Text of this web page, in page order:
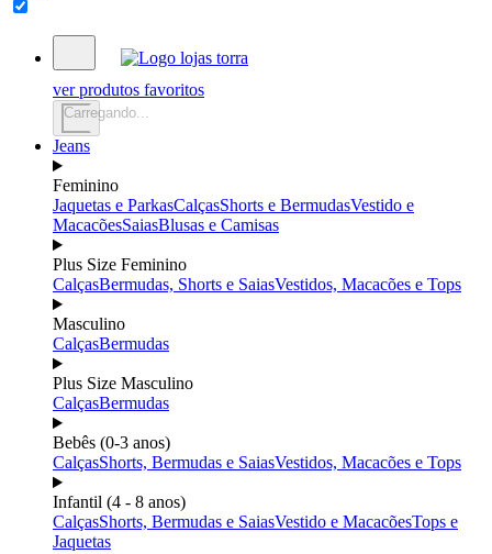
ver produtos favoritos
Carregando...
Jeans
Feminino
Jaquetas e ParkasCalçasShorts e BermudasVestido e
MacacõesSaiasBlusas e Camisas
Plus Size Feminino
CalçasBermudas, Shorts e SaiasVestidos, Macacões e Tops
Masculino
CalçasBermudas
Plus Size Masculino
CalçasBermudas
Bebês (0-3 anos)
CalçasShorts, Bermudas e SaiasVestidos, Macacões e Tops
Infantil (4 - 8 anos)
CalçasShorts, Bermudas e SaiasVestido e MacacõesTops e
Jaquetas